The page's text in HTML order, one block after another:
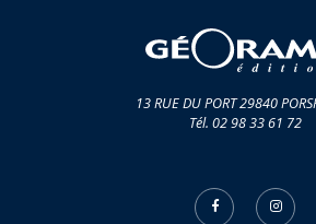
13 RUE DU PORT 29840
Tél. 02 98 33 61 72